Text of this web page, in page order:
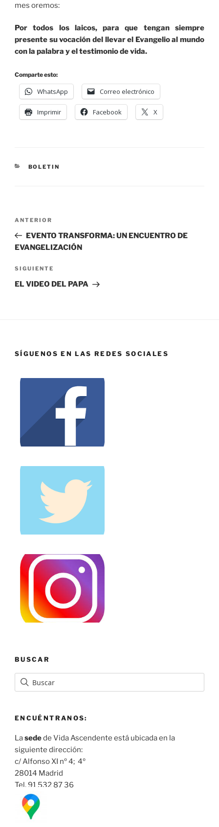
mes oremos:
Por todos los laicos, para que tengan siempre
presente su vocación del llevar el Evangelio al mundo
con la palabra y el testimonio de vida.
Comparte esto:
WhatsApp Correo electrónico
Imprimir Facebook X
BOLETIN
ANTERIOR
EVENTO TRANSFORMA: UN ENCUENTRO DE
EVANGELIZACIÓN
SIGUIENTE
EL VIDEO DEL PAPA
SÍGUENOS EN LAS REDES SOCIALES
BUSCAR
ENCUÉNTRANOS:
Lasedede Vida Ascendente está ubicada en la
siguiente dirección:
c/ Alfonso XI nº 4; 4º
28014 Madrid
Tel. 91 532 87 36